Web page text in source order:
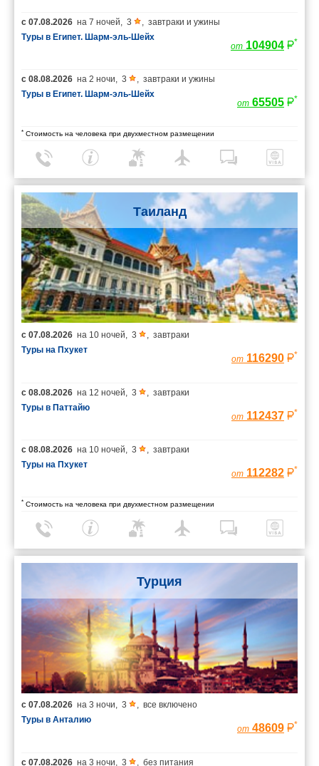
с 07.08.2026 на 7 ночей, 3 , завтраки и ужины
Туры в Египет. Шарм-эль-Шейх
от 104904 *
с 08.08.2026 на 2 ночи, 3 , завтраки и ужины
Туры в Египет. Шарм-эль-Шейх
от 65505 *
* Стоимость на человека при двухместном размещении
Таиланд
с 07.08.2026 на 10 ночей 3
завтраки
Туры на Пхукет
от 116290 *
с 08.08.2026 на 12 ночей 3
завтраки
Туры в Паттайю
от 112437 *
с 08.08.2026 на 10 ночей 3
завтраки
Туры на Пхукет
от 112282 *
* Стоимость на человека при двухместном размещении
Турция
с 07.08.2026 на 3 ночи, 3 , все включено
Туры в Анталию
от 48609 *
с 07.08.2026 на 3 ночи, 3 , без питания